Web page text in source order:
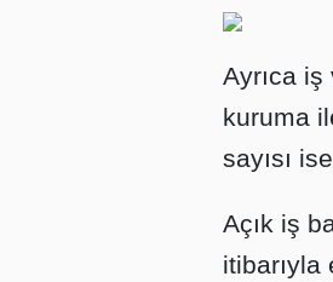
Ayrıca iş
kuruma
sayısı
Açık iş